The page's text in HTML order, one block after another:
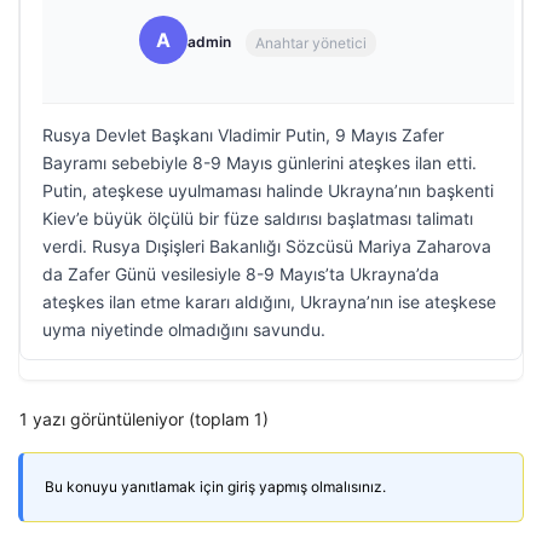
A admin Anahtar yönetici
Rusya Devlet Başkanı Vladimir Putin, 9 Mayıs Zafer
Bayramı sebebiyle 8-9 Mayıs günlerini ateşkes ilan etti.
Putin, ateşkese uyulmaması halinde Ukrayna’nın başkenti
Kiev’e büyük ölçülü bir füze saldırısı başlatması talimatı
verdi. Rusya Dışişleri Bakanlığı Sözcüsü Mariya Zaharova
da Zafer Günü vesilesiyle 8-9 Mayıs’ta Ukrayna’da
ateşkes ilan etme kararı aldığını, Ukrayna’nın ise ateşkese
uyma niyetinde olmadığını savundu.
1 yazı görüntüleniyor (toplam 1)
Bu konuyu yanıtlamak için giriş yapmış olmalısınız.